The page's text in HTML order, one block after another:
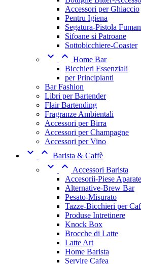
Accessori per Ghiaccio
Pentru Igiena
Segatura-Pistola
Sifoane si Patroane
Sottobicchiere-Coaster
  Home Bar
Bicchieri Essenziali
per Principianti
Bar Fashion
Libri per Bartender
Flair Bartending
Fragranze Ambientali
Accessori per Birra
Accessori per Champagne
Accessori per Vino
  Barista & Caffè
  Accessori Barista
Accesorii-Piese
Alternative-Brew Bar
Pesato-Misurato
Tazze-Bicchieri per
Produse Intretinere
Knock Box
Brocche di Latte
Latte Art
Home Barista
Servire Cafea